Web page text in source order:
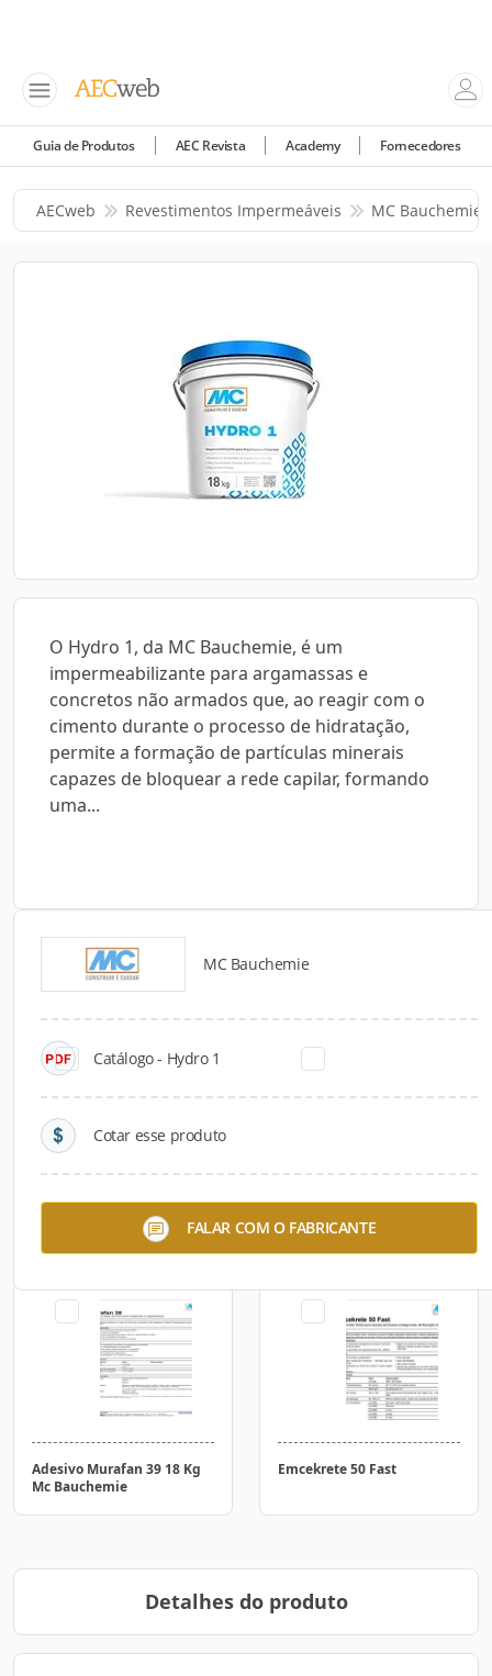
Guia de Produtos AEC Revista Academy Fornecedores
AECweb Revestimentos Impermeáveis MC Bauchemie
O Hydro 1, da MC Bauchemie, é um
impermeabilizante para argamassas e
concretos não armados que, ao reagir com o
cimento durante o processo de hidratação,
permite a formação de partículas minerais
capazes de bloquear a rede capilar, formando
uma...
MC Bauchemie
Catálogo - Hydro 1
Cotar esse produto
FALAR COM O FABRICANTE
Catálogos para Download
Adesivo Murafan 39 18 Kg
Mc Bauchemie
Emcekrete 50 Fast
Detalhes do produto